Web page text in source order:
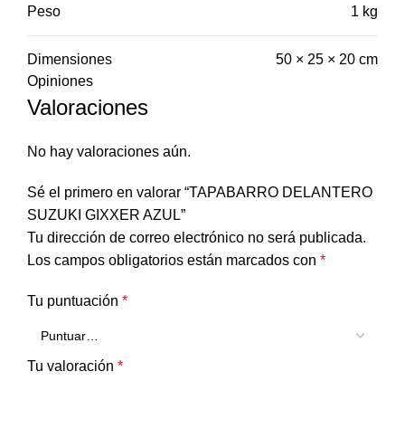
Peso
1 kg
Dimensiones
50 × 25 × 20 cm
Opiniones
Valoraciones
No hay valoraciones aún.
Sé el primero en valorar “TAPABARRO DELANTERO
SUZUKI GIXXER AZUL”
Tu dirección de correo electrónico no será publicada.
Los campos obligatorios están marcados con *
Tu puntuación *
Tu valoración *